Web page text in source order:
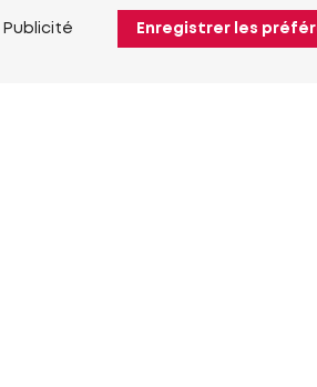
Publicité Enregistrer les